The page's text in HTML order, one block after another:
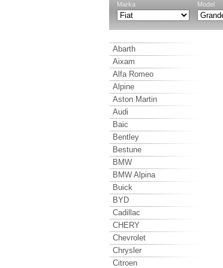
Marka Model
Abarth
Aixam
Alfa Romeo
Alpine
Aston Martin
Audi
Baic
Bentley
Bestune
BMW
BMW Alpina
Buick
BYD
Cadillac
CHERY
Chevrolet
Chrysler
Citroen